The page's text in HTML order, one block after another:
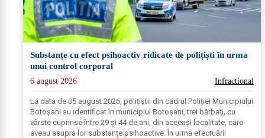
Substanțe cu efect psihoactiv ridicate de polițiști în urma
unui control corporal
6 august 2026 Infractional
La data de 05 august 2026, polițiștii din cadrul Poliției Municipiului
Botoșani au identificat în municipiul Botoșani, trei bărbați, cu
vârste cuprinse între 29 și 44 de ani, din aceeași localitate, care
aveau asupra lor substanțe psihoactive. În urma efectuării